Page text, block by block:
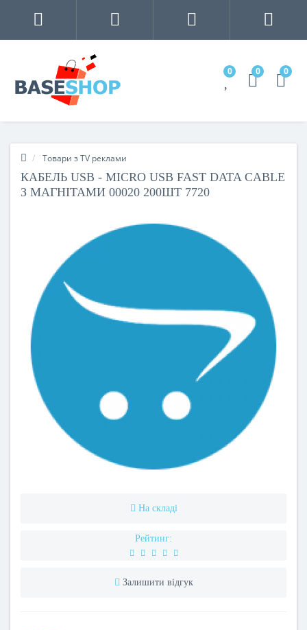
0 0 0
Товари з TV реклами
КАБЕЛЬ USB - MICRO USB FAST DATA CABLE
З МАГНІТАМИ 00020 200ШТ 7720
На складі
Рейтинг:
Залишити відгук